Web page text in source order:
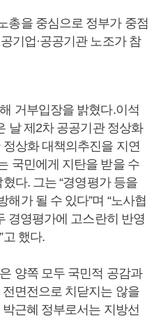
총을 중심으로 정부가 중점
기업·공공기관 노조가 참
거부입장을 밝혔다.이석
날 제2차 공공기관 정상화
상화 대책의추진을 지연
국민에게 지탄을 받을 수
다. 그는 “경영평가 등을
가 될 수 있다”며 “노사협
경영평가에 고스란히 반영
고 했다.
양쪽 모두 국민적 공감과
면전으로 치닫지는 않을
근혜 정부로서는 지방선